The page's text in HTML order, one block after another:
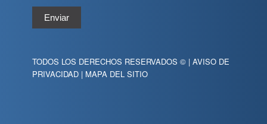
Enviar
TODOS LOS DERECHOS RESERVADOS © | AVISO DE
PRIVACIDAD| MAPA DEL SITIO